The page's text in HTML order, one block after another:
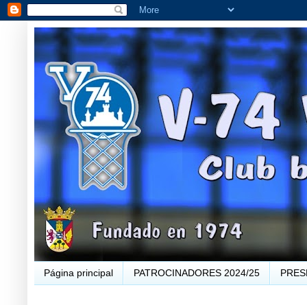
Página principal PATROCINADORES 2024/25